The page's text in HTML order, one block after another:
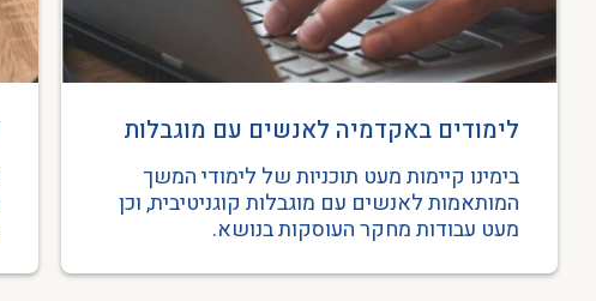
לימודים באקדמיה לאנשים עם מוגבלות
קוגניטיבית
בימינו קיימות מעט תוכניות של לימודי המשך
המותאמות לאנשים עם מוגבלות קוגניטיבית, וכן
מעט עבודות מחקר העוסקות בנושא.